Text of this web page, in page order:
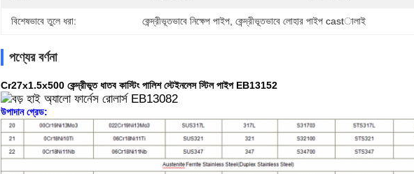
বিশেষভাবে তুলে ধরা: কেন্দ্রীভূতভাবে নিক্ষেপ পাইপ , কেন্দ্রীভূতভাবে লোহার পাইপ castালাই
পণ্যের বর্ণনা
Cr27x1.5x500 কেন্দ্রীভূত ধাতব কাস্টিং পালিশ স্টেইনলেস স্টিল পাইপ EB13152
উপাদান গ্রেড: